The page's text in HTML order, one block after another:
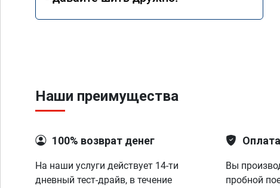
Наши преимущества
100% возврат денег
На наши услуги действует 14-ти
дневный тест-драйв, в течение
Вы
пробной